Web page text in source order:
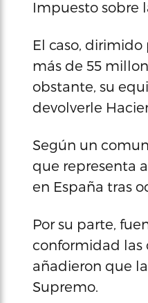
Impuesto sobre
El caso,
más de 55
obstante, su
devolverle
Según un
que representa
en España tras
Por su parte,
conformidad las
añadieron que
Supremo.